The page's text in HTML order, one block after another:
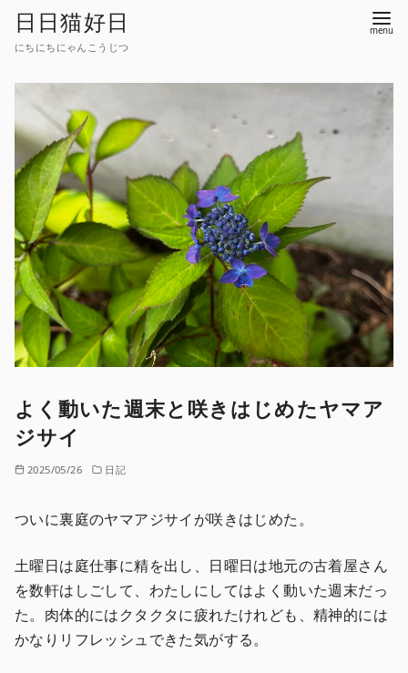
日日猫好日
にちにちにゃんこうじつ
よく動いた週末と咲きはじめたヤマア
ジサイ
2025/05/26 日記
ついに裏庭のヤマアジサイが咲きはじめた。
土曜日は庭仕事に精を出し、日曜日は地元の古着屋さん
を数軒はしごして、わたしにしてはよく動いた週末だっ
た。肉体的にはクタクタに疲れたけれども、精神的には
かなりリフレッシュできた気がする。